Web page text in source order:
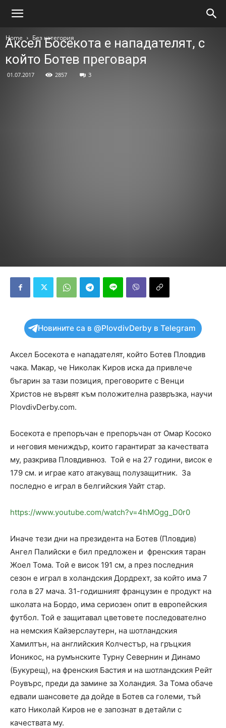
Home Без категория
Аксел Босекота e нападателят, с
който Ботев преговаря
01.07.2017 2857 3
Новините са в @PlovdivDerby в Telegram
Аксел Босекота е нападателят, който Ботев Пловдив
чака. Макар, че Николак Киров иска да привлече
бъгарин за тази позиция, преговорите с Венци
Христов не вървят към положителна развръзка, научи
PlovdivDerby.com.
Босекота е препоръчан е препоръчан от Омар Косоко
и неговия мениждър, които гарантират за качествата
му, разкрива Пловдивнюз. Той е на 27 години, висок е
179 см. и играе като атакуващ полузащитник. За
последно е играл в белгийския Уайт стар.
https://www.youtube.com/watch?v=4hMOgg_D0r0
Иначе тези дни на президента на Ботев (Пловдив)
Ангел Палийски е бил предложен и френския таран
Жоел Тома. Той е висок 191 см, а през последния
сезон е играл в холандския Дордрехт, за който има 7
гола в 27 мача. 31-годишният французин е продукт на
школата на Бордо, има сериозен опит в европейския
футбол. Той е защитавал цветовете последователно
на немския Кайзерслаутерн, на шотландския
Хамилтън, на английския Колчестър, на гръцкия
Ионикос, на румънските Турну Севернин и Динамо
(Букурещ), на френския Бастия и на шотландския Рейт
Роувърс, преди да замине за Холандия. За Тома обаче
едвали шансовете да дойде в Ботев са големи, тъй
като Николай Киров не е запознат в детайли с
качествата му.